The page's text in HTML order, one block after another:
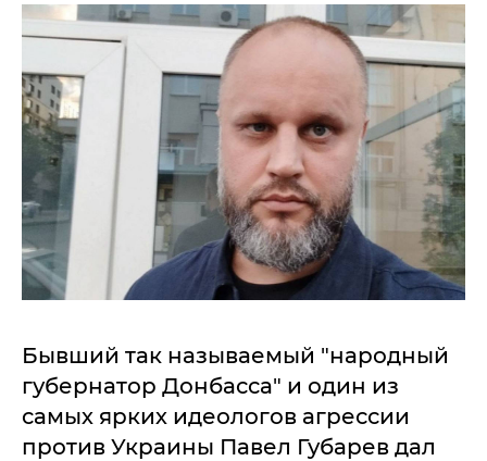
Бывший так называемый "народный
губернатор Донбасса" и один из
самых ярких идеологов агрессии
против Украины Павел Губарев дал